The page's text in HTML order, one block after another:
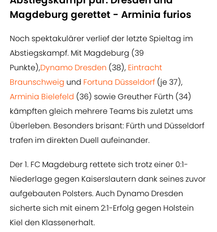
Magdeburg gerettet - Arminia furios
Noch spektakulärer verlief der letzte Spieltag im
Abstiegskampf. Mit Magdeburg (39
Punkte),Dynamo Dresden (38), Eintracht
Braunschweig und Fortuna Düsseldorf (je 37),
Arminia Bielefeld (36) sowie Greuther Fürth (34)
kämpften gleich mehrere Teams bis zuletzt ums
Überleben. Besonders brisant: Fürth und Düsseldorf
trafen im direkten Duell aufeinander.
Der 1. FC Magdeburg rettete sich trotz einer 0:1-
Niederlage gegen Kaiserslautern dank seines zuvor
aufgebauten Polsters. Auch Dynamo Dresden
sicherte sich mit einem 2:1-Erfolg gegen Holstein
Kiel den Klassenerhalt.